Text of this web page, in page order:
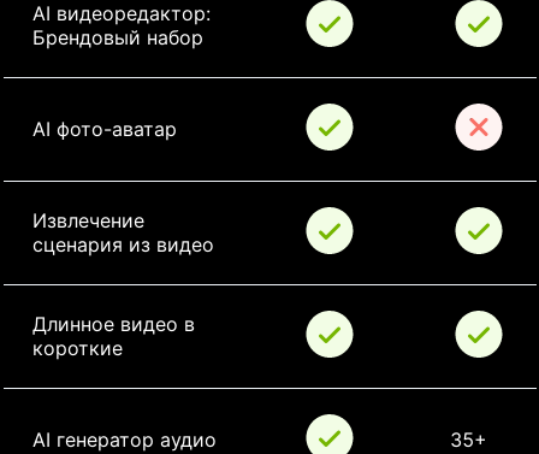
AI видеоредактор:
Брендовый набор
AI фото-аватар
Извлечение
сценария из видео
Длинное видео в
короткие
AI генератор аудио 35+